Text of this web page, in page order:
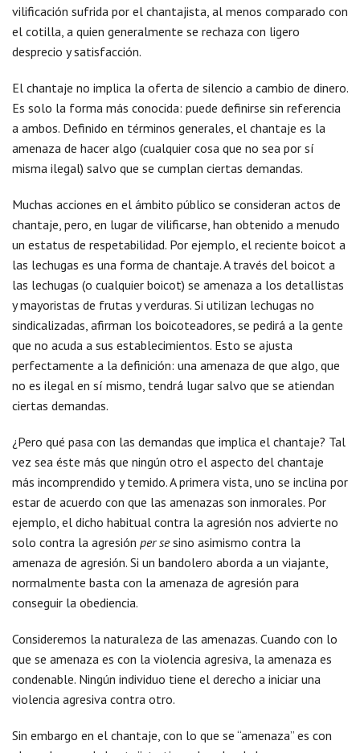
vilificación sufrida por el chantajista, al menos comparado con
el cotilla, a quien generalmente se rechaza con ligero
desprecio y satisfacción.
El chantaje no implica la oferta de silencio a cambio de dinero.
Es solo la forma más conocida: puede definirse sin referencia
a ambos. Definido en términos generales, el chantaje es la
amenaza de hacer algo (cualquier cosa que no sea por sí
misma ilegal) salvo que se cumplan ciertas demandas.
Muchas acciones en el ámbito público se consideran actos de
chantaje, pero, en lugar de vilificarse, han obtenido a menudo
un estatus de respetabilidad. Por ejemplo, el reciente boicot a
las lechugas es una forma de chantaje. A través del boicot a
las lechugas (o cualquier boicot) se amenaza a los detallistas
y mayoristas de frutas y verduras. Si utilizan lechugas no
sindicalizadas, afirman los boicoteadores, se pedirá a la gente
que no acuda a sus establecimientos. Esto se ajusta
perfectamente a la definición: una amenaza de que algo, que
no es ilegal en sí mismo, tendrá lugar salvo que se atiendan
ciertas demandas.
¿Pero qué pasa con las demandas que implica el chantaje? Tal
vez sea éste más que ningún otro el aspecto del chantaje
más incomprendido y temido. A primera vista, uno se inclina por
estar de acuerdo con que las amenazas son inmorales. Por
ejemplo, el dicho habitual contra la agresión nos advierte no
solo contra la agresión per sesino asimismo contra la
amenaza de agresión. Si un bandolero aborda a un viajante,
normalmente basta con la amenaza de agresión para
conseguir la obediencia.
Consideremos la naturaleza de las amenazas. Cuando con lo
que se amenaza es con la violencia agresiva, la amenaza es
condenable. Ningún individuo tiene el derecho a iniciar una
violencia agresiva contra otro.
Sin embargo en el chantaje, con lo que se “amenaza” es con